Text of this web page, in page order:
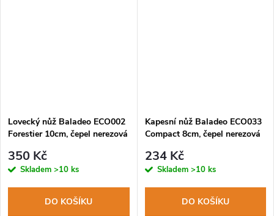
Lovecký nůž Baladeo ECO002
Forestier 10cm, čepel nerezová
350 Kč
Skladem >10 ks
DO KOŠÍKU
Kapesní nůž Baladeo ECO033
Compact 8cm, čepel nerezová
234 Kč
Skladem >10 ks
DO KOŠÍKU